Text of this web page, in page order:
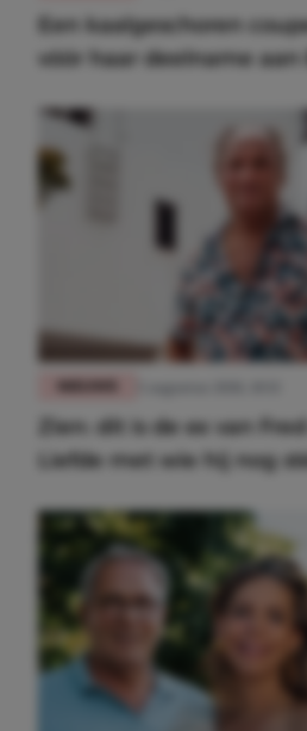
Meest gelezen
Een kaalgeschoren
vóór haar deelname aan
Zien: dít is de ex van
Liefde met wie hij nog